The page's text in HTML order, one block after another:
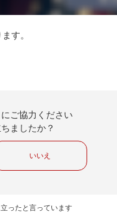
す。
ご協力ください
ましたか？
いいえ
ったと言っています